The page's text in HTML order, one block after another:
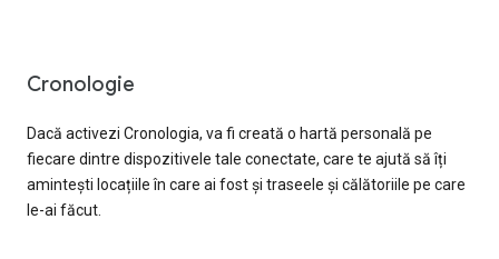
Cronologie
Dacă activezi Cronologia, va fi creată o hartă personală pe
fiecare dintre dispozitivele tale conectate, care te ajută să îți
amintești locațiile în care ai fost și traseele și călătoriile pe care
le-ai făcut.